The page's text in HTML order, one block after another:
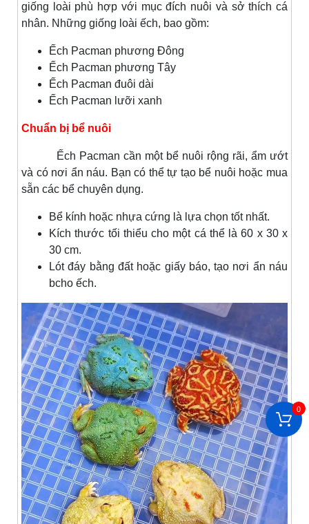
giống loài phù hợp với mục đích nuôi và sở thích cá
nhân. Những giống loài ếch, bao gồm:
Ếch Pacman phương Đông
Ếch Pacman phương Tây
Ếch Pacman đuôi dài
Ếch Pacman lưỡi xanh
Chuẩn bị bể nuôi
Ếch Pacman cần một bể nuôi rộng rãi, ẩm ướt
và có nơi ẩn náu. Bạn có thể tự tạo bể nuôi hoặc mua
sẵn các bể chuyên dụng.
Bể kính hoặc nhựa cứng là lựa chọn tốt nhất.
Kích thước tối thiểu cho một cá thể là 60 x 30 x
30 cm.
Lót đáy bằng đất hoặc giấy báo, tạo nơi ẩn náu
bcho ếch.
0